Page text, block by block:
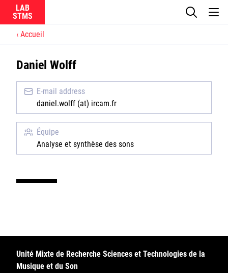
LAB
Sorbonne Université
Ministère de la Culture
La recherche
Actualités
Équipes
Accueil
Daniel Wolff
E-mail address
daniel.wolff (at) ircam.fr
Équipe
Analyse et synthèse des sons
Unité Mixte de Recherche Sciences et Technologies de la
Musique et du Son